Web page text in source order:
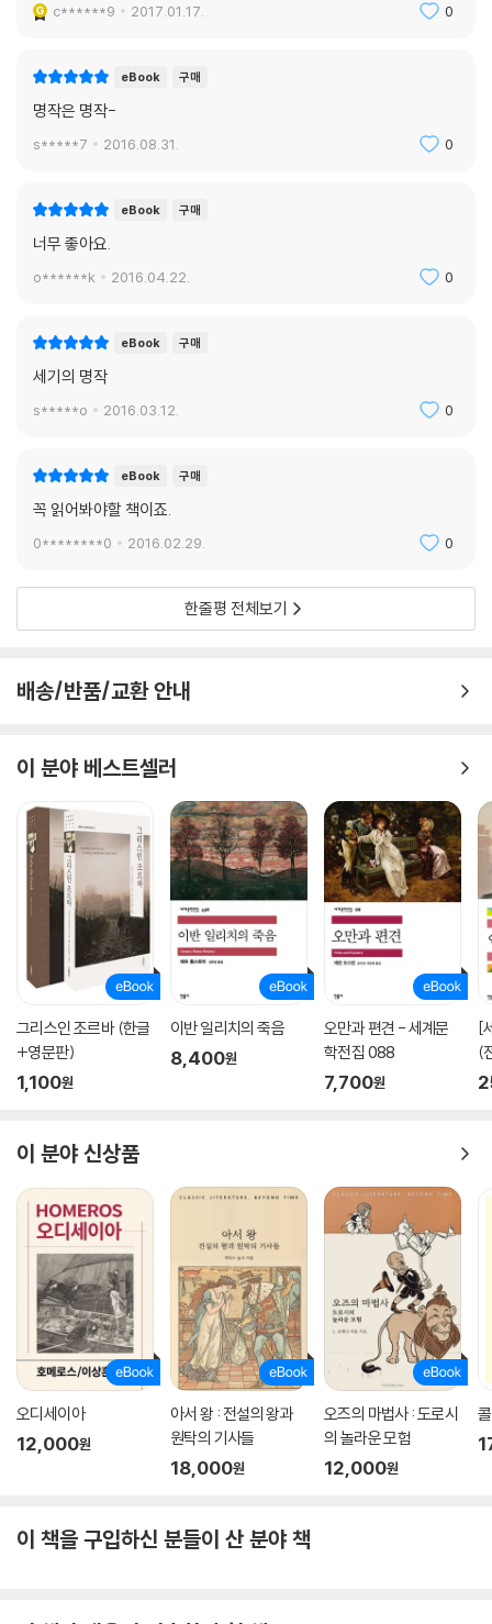
c******9 2017.01.17. 0
eBook 구매
명작은 명작-
s*****7 2016.08.31. 0
eBook 구매
너무 좋아요.
o******k 2016.04.22. 0
eBook 구매
세기의 명작
s*****o 2016.03.12. 0
eBook 구매
꼭 읽어봐야할 책이죠.
0********0 2016.02.29. 0
한줄평 전체보기
배송/반품/교환 안내
이 분야 베스트셀러
그리스인 조르바 (한글
+영문판)
1,100원
이반 일리치의 죽음
8,400원
오만과 편견 - 세계문
학전집 088
7,700원
[
(
이 분야 신상품
오디세이아
12,000원
아서 왕 : 전설의 왕과
원탁의 기사들
18,000원
오즈의 마법사 : 도로시
의 놀라운 모험
12,000원
이 책을 구입하신 분들이 산 분야 책